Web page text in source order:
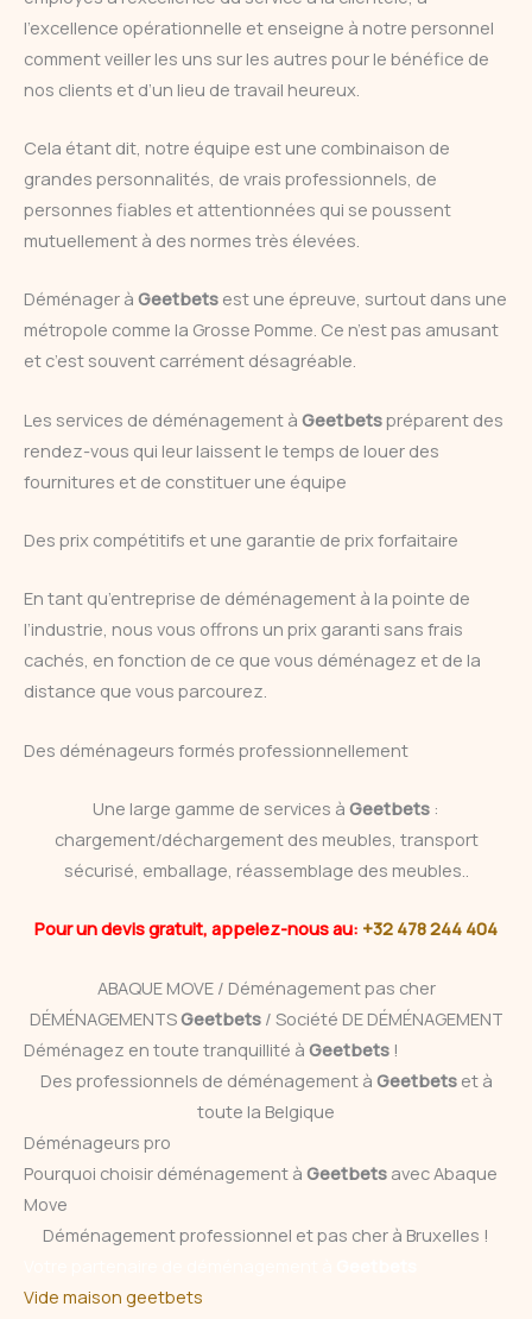
l’excellence opérationnelle et enseigne à notre personnel
comment veiller les uns sur les autres pour le bénéfice de
nos clients et d’un lieu de travail heureux.
Cela étant dit, notre équipe est une combinaison de
grandes personnalités, de vrais professionnels, de
personnes fiables et attentionnées qui se poussent
mutuellement à des normes très élevées.
Déménager à Geetbets est une épreuve, surtout dans une
métropole comme la Grosse Pomme. Ce n’est pas amusant
et c’est souvent carrément désagréable.
Les services de déménagement à Geetbetspréparent des
rendez-vous qui leur laissent le temps de louer des
fournitures et de constituer une équipe
Des prix compétitifs et une garantie de prix forfaitaire
En tant qu’entreprise de déménagement à la pointe de
l’industrie, nous vous offrons un prix garanti sans frais
cachés, en fonction de ce que vous déménagez et de la
distance que vous parcourez.
Des déménageurs formés professionnellement
Une large gamme de services à Geetbets :
chargement/déchargement des meubles, transport
sécurisé, emballage, réassemblage des meubles..
Pour un devis gratuit, appelez-nous au: +32 478 244 404
ABAQUE MOVE / Déménagement pas cher
DÉMÉNAGEMENTSGeetbets / Société DE DÉMÉNAGEMENT
Déménagez en toute tranquillité à Geetbets !
Des professionnels de déménagement à Geetbets et à
toute la Belgique
Déménageurs pro
Pourquoi choisir déménagement à Geetbets avec Abaque
Move
Déménagement professionnel et pas cher à Bruxelles !
Vide maison geetbets